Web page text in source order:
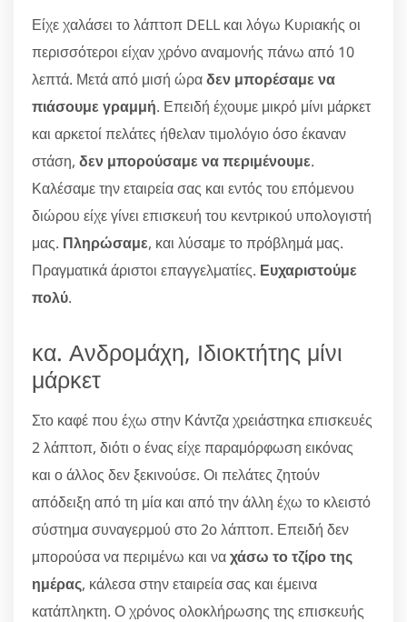
Είχε χαλάσει το λάπτοπ DELL και λόγω Κυριακής οι
περισσότεροι είχαν χρόνο αναμονής πάνω από 10
λεπτά. Μετά από μισή ώραδεν μπορέσαμε να
πιάσουμε γραμμή. Επειδή έχουμε μικρό μίνι μάρκετ
και αρκετοί πελάτες ήθελαν τιμολόγιο όσο έκαναν
στάση, δεν μπορούσαμε να περιμένουμε.
Καλέσαμε την εταιρεία σας και εντός του επόμενου
διώρου είχε γίνει επισκευή του κεντρικού υπολογιστή
μας. Πληρώσαμε, και λύσαμε το πρόβλημά μας.
Πραγματικά άριστοι επαγγελματίες. Ευχαριστούμε
πολύ.
κα. Ανδρομάχη, Ιδιοκτήτης μίνι
μάρκετ
Στο καφέ που έχω στην Κάντζα χρειάστηκα επισκευές
2 λάπτοπ, διότι ο ένας είχε παραμόρφωση εικόνας
και ο άλλος δεν ξεκινούσε. Οι πελάτες ζητούν
απόδειξη από τη μία και από την άλλη έχω το κλειστό
σύστημα συναγερμού στο 2ο λάπτοπ. Επειδή δεν
μπορούσα να περιμένω και ναχάσω το τζίρο της
ημέρας, κάλεσα στην εταιρεία σας και έμεινα
κατάπληκτη. Ο χρόνος ολοκλήρωσης της επισκευής